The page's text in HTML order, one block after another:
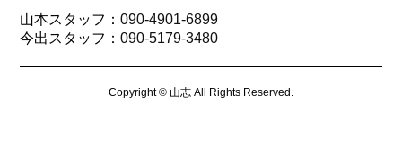
山本スタッフ：090-4901-6899
今出スタッフ：090-5179-3480
Copyright © 山志 All Rights Reserved.